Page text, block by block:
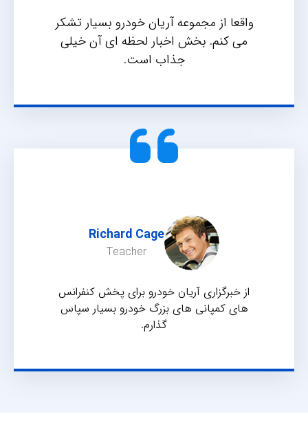
واقعا از مجموعه آریان خودرو بسیار تشکر
می کنم. بخش اخبار لحظه ای آن خیلی
جذاب است.
Richard Cage
Teacher
از خبرگزاری آریان خودرو برای پخش کنفرانس
های کمپانی های بزرگ خودرو بسیار سپاس
گذارم.